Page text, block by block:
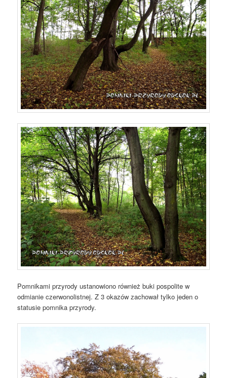
Pomnikami przyrody ustanowiono również buki pospolite w
odmianie czerwonolistnej. Z 3 okazów zachował tylko jeden o
statusie pomnika przyrody.